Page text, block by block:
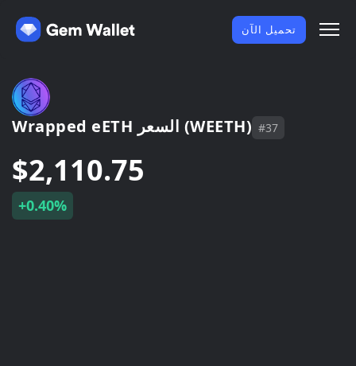
تحميل الآن
Wrapped eETH السعر (WEETH) #37
$2,110.75
+0.40%